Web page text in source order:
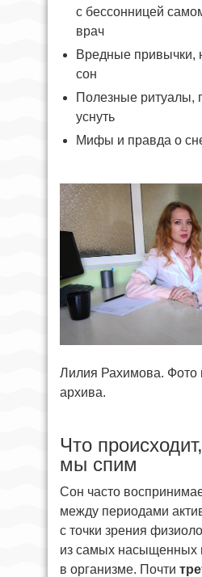
с бессонницей
врач
Вредные
сон
Полезные ритуалы,
уснуть
Мифы и правда о
Лилия Рахимова. Фото
архива.
Что
мы спим
Сон часто
между периодами
с точки зрения
из самых насыщенных
в организме. Почти